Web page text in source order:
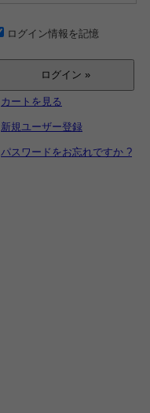
ログイン情報を記憶
カートを見る
新規ユーザー登録
パスワードをお忘れですか ?